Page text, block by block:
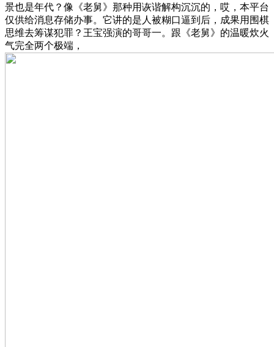
景也是年代？像《老舅》那种用诙谐解构沉沉的，哎，本平台
仅供给消息存储办事。它讲的是人被糊口逼到后，成果用围棋
思维去筹谋犯罪？王宝强演的哥哥一。跟《老舅》的温暖炊火
气完全两个极端，